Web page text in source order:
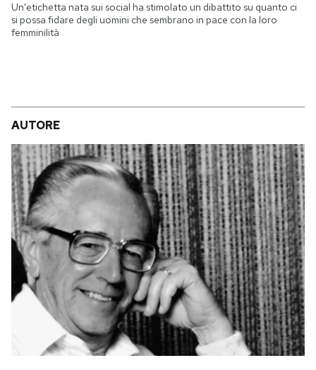
Un'etichetta nata sui social ha stimolato un dibattito su quanto ci
si possa fidare degli uomini che sembrano in pace con la loro
femminilità
AUTORE